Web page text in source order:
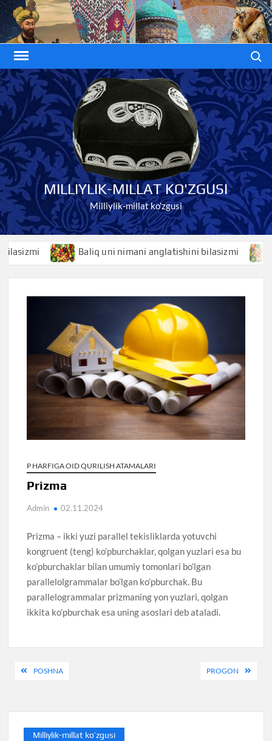
Skip
to
content
MILLIYLIK-MILLAT KO'ZGUSI
Milliylik-millat ko'zgusi
Baliq uni nimani anglatishini bilasizmi
P HARFIGA OID QURILISH ATAMALARI
Prizma
Admin 02.11.2024
Prizma – ikki yuzi parallel tekisliklarda yotuvchi
kongruent (teng) ko’pburchaklar, qolgan yuzlari esa bu
ko’pburchaklar bilan umumiy tomonlari bo’lgan
parallelolgrammalar bo’lgan ko’pburchak. Bu
parallelogrammalar prizmaning yon yuzlari, qolgan
ikkita ko’pburchak esa uning asoslari deb ataladi.
PostPOSHNA PROGON
Milliylik-millat ko’zgusi